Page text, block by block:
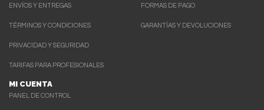
ENVÍOS Y ENTREGAS
TÉRMINOS Y CONDICIONES
PRIVACIDAD Y SEGURIDAD
TARIFAS PARA PROFESIONALES
MI CUENTA
PANEL DE CONTROL
FORMAS DE PAGO
GARANTÍAS Y DEVOLUCIONES